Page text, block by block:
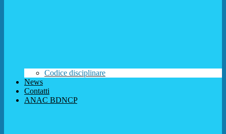
Codice disciplinare
News
Contatti
ANAC BDNCP